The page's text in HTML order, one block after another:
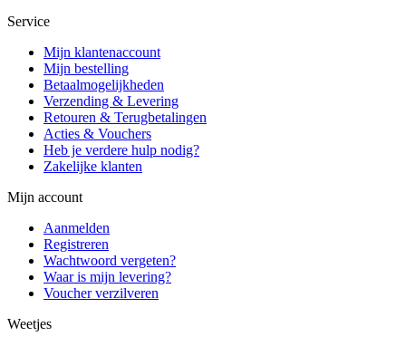
Service
Mijn klantenaccount
Mijn bestelling
Betaalmogelijkheden
Verzending & Levering
Retouren & Terugbetalingen
Acties & Vouchers
Heb je verdere hulp nodig?
Zakelijke klanten
Mijn account
Aanmelden
Registreren
Wachtwoord vergeten?
Waar is mijn levering?
Voucher verzilveren
Weetjes